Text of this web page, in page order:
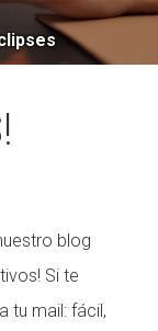
blog
Si te
tu mail: fácil,